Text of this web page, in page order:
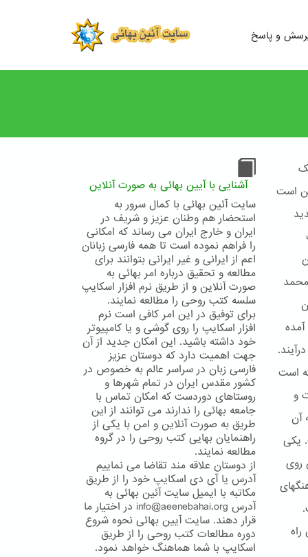
و پاسخ
است
است
و
آن
یکی
روی
و فرهنگهای
آشنایی با آیین بهائی به صورت آنلاین
سایت آئین بهائی با کمال سرور به
استحضار هم وطنان عزیز و شریف در
ایران و خارج ایران می رساند که امکانی
را فراهم نموده است تا همه فارسی زبانان
اعم از ایرانی و غیر ایرانی بتوانند برای
مطالعه و تحقیق درباره امر بهائی به
صورت آنلاین و از طریق نرم افزار اسکایپ
سلسه کتب روحی را مطالعه نمایند.
برای توفیق در این امر کافی است نرم
افزار اسکایپ را روی گوشی و یا کامپیوتر
خود داشته باشید. این امکان جدید از آن
جهت اهمیت دارد که دوستان عزیز
فارسی زبان در سراسر عالم به خصوص در
کشور مقدس ایران در تمام شهرها و
روستاهای دوردست که امکان تماس با
جامعه بهائی را ندارند می توانند از این
طریق به صورت آنلاین و امن با یکی از
راهنمایان بهایی کتب روحی را در گروه
مطالعه نمایند.
از دوستان علاقه مند تقاضا می نماییم
آدرس یا آی دی اسکایپ خود را از طریق
مکاتبه با ایمیل سایت آئین بهائی به
آدرس info@aeenebahai.org در اختیار ما
قرار دهند. سایت آیین بهائی نحوه شروع
دوره مطالعات کتب روحی را از طریق
اسکایپ با شما هماهنگ خواهد نمود.